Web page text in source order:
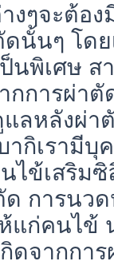
ๆจะต้อง
นั้นๆ โด
นพิเศษ ส
กการผ่า
แลหลังผ่
ากิเรามีบุ
ไข้เสริม
ด การนว
แก่คนไข้
ดจากกา